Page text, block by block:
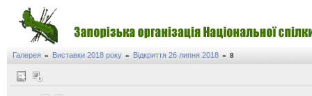
Галерея » Виставки 2018 року » Відкриття 26 липня 2018 » 8